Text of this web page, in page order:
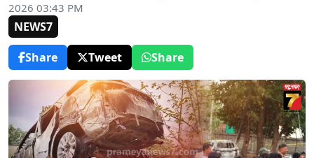
2026 03:43 PM
NEWS7
Share
Tweet Share